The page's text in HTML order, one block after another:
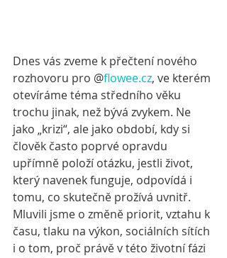
Dnes vás zveme k přečtení nového
rozhovoru pro @flowee.cz, ve kterém
otevíráme téma středního věku
trochu jinak, než bývá zvykem. Ne
jako „krizi“, ale jako období, kdy si
člověk často poprvé opravdu
upřímně položí otázku, jestli život,
který navenek funguje, odpovídá i
tomu, co skutečně prožívá uvnitř.
Mluvili jsme o změně priorit, vztahu k
času, tlaku na výkon, sociálních sítích
i o tom, proč právě v této životní fázi